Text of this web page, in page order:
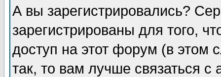
А вы зарегистрировались?
зарегистрированы для того,
доступ на этот форум (в этом
так, то вам лучше связаться